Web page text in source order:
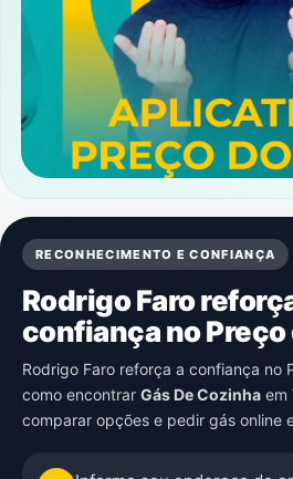
RECONHECIMENTO E CONFIANÇA
Rodrigo Faro
confiança no Preço
Rodrigo Faro reforça a confiança no
como encontrar Gás De Cozinha em
comparar opções e pedir gás online